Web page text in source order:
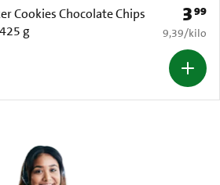
Cookies Chocolate Chips
g
Prijs:
399
€ 9,39 per
9,39/kilo